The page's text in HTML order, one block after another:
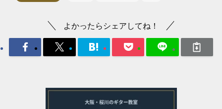
よかったらシェアしてね！